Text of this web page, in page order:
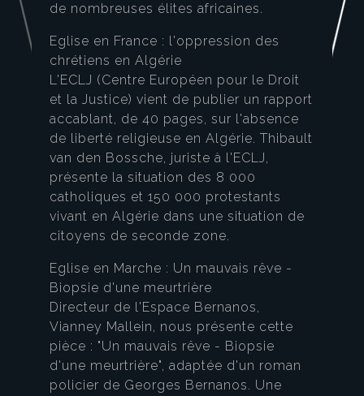
de nombreuses élites africaines.
Eglise en France : l'oppression des
chrétiens en Algérie
L'ECLJ (Centre Européen pour le Droit
et la Justice) vient de publier un rapport
accablant, de 40 pages, sur l'absence
de liberté religieuse en Algérie. Thibault
van den Bossche, juriste à l'ECLJ,
présente la situation des 8 000
catholiques et 150 000 protestants
vivant en Algérie dans une situation de
citoyens de seconde zone.
Eglise en Marche : Un mauvais rêve -
Biopsie d'une meurtrière
Directeur de l'Espace Bernanos,
Vianney Mallein, nous présente cette
pièce : "Un mauvais rêve - Biopsie
d'une meurtrière", adaptée d'un roman
policier de Georges Bernanos. Une